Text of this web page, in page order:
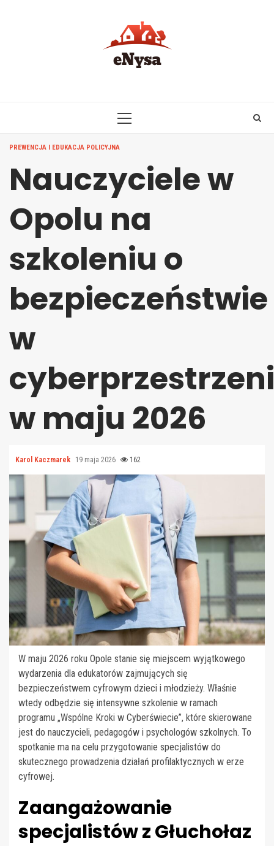
PRIMARY
PREWENCJA I EDUKACJA POLICYJNA
Nauczyciele w
Opolu na
szkoleniu o
bezpieczeństwie
w
cyberprzestrzeni
w maju 2026
Karol Kaczmarek 19 maja 2026 162
W maju 2026 roku Opole stanie się miejscem wyjątkowego
wydarzenia dla edukatorów zajmujących się
bezpieczeństwem cyfrowym dzieci i młodzieży. Właśnie
wtedy odbędzie się intensywne szkolenie w ramach
programu „Wspólne Kroki w Cyberświecie”, które skierowane
jest do nauczycieli, pedagogów i psychologów szkolnych. To
spotkanie ma na celu przygotowanie specjalistów do
skutecznego prowadzenia działań profilaktycznych w erze
cyfrowej.
Zaangażowanie
specjalistów z Głuchołaz